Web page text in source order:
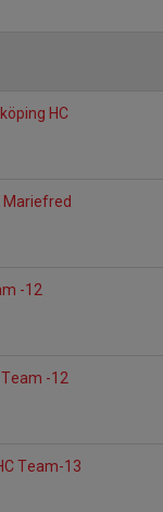
HC
Mariefred
-12
Team -12
Team-13